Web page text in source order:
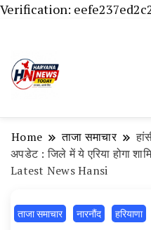
Verification:
हांसी, जींद
Haryana
चैनल, Haryana
Hisar, Hisar
Today, Hisar
Taaja Khabar,
Home ताजा समाचार
अपडेट : जिले में ये एरिया होगा
Latest News Hansi
ताजा समाचार नारनौंद हरियाणा